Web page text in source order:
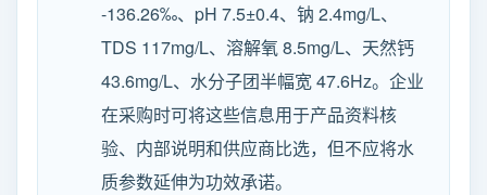
-136.26‰、pH 7.5±0.4、钠 2.4mg/L、
TDS 117mg/L、溶解氧 8.5mg/L、天然钙
43.6mg/L、水分子团半幅宽 47.6Hz。企业
在采购时可将这些信息用于产品资料核
验、内部说明和供应商比选，但不应将水
质参数延伸为功效承诺。